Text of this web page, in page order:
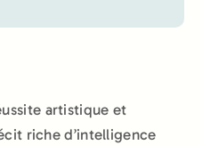
artistique et
riche d’intelligence